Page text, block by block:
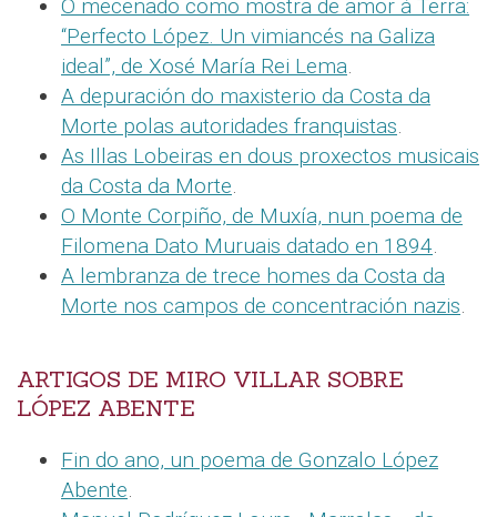
O mecenado como mostra de amor á Terra:
“Perfecto López. Un vimiancés na Galiza
ideal”, de Xosé María Rei Lema.
A depuración do maxisterio da Costa da
Morte polas autoridades franquistas.
As Illas Lobeiras en dous proxectos musicais
da Costa da Morte.
O Monte Corpiño, de Muxía, nun poema de
Filomena Dato Muruais datado en 1894.
A lembranza de trece homes da Costa da
Morte nos campos de concentración nazis.
ARTIGOS DE MIRO VILLAR SOBRE
LÓPEZ ABENTE
Fin do ano, un poema de Gonzalo López
Abente.